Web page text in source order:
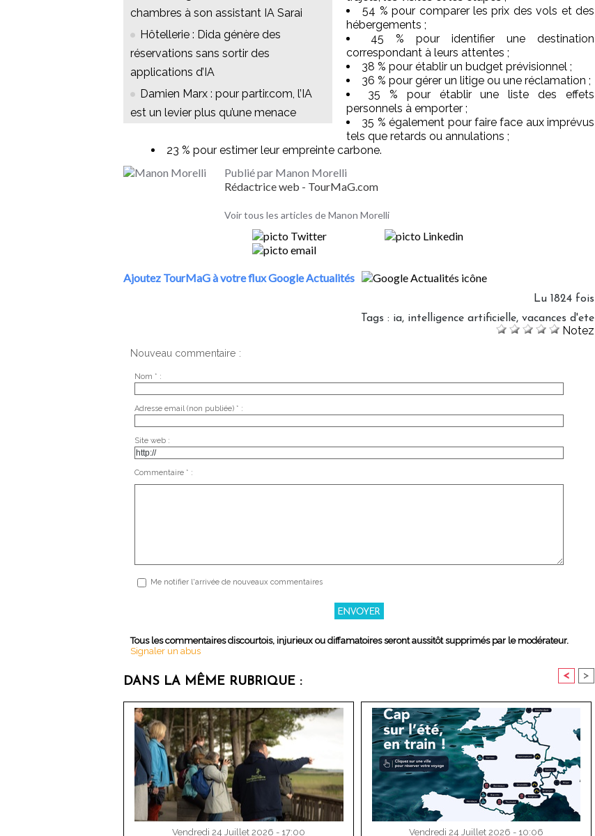
chambres à son assistant IA Sarai
Hôtellerie : Dida génère des
réservations sans sortir des
applications d’IA
Damien Marx : pour partir.com, l’IA
est un levier plus qu’une menace
54 % pour comparer les prix des vols et des
hébergements ;
45 % pour identifier une destination
correspondant à leurs attentes ;
38 % pour établir un budget prévisionnel ;
36 % pour gérer un litige ou une réclamation ;
35 % pour établir une liste des effets
personnels à emporter ;
35 % également pour faire face aux imprévus
tels que retards ou annulations ;
23 % pour estimer leur empreinte carbone.
Publié par Manon Morelli
Rédactrice web - TourMaG.com
Voir tous les articles de Manon Morelli
Ajoutez TourMaG à votre flux Google Actualités
Lu 1824 fois
Tags : ia, intelligence artificielle, vacances d'ete
Notez
Nouveau commentaire :
Nom * :
Adresse email (non publiée) * :
Site web :
Commentaire * :
Me notifier l'arrivée de nouveaux commentaires
Tous les commentaires discourtois, injurieux ou diffamatoires seront aussitôt supprimés par le modérateur.
Signaler un abus
DANS LA MÊME RUBRIQUE : < >
Vendredi 24 Juillet 2026 - 17:00 Vendredi 24 Juillet 2026 - 10:06